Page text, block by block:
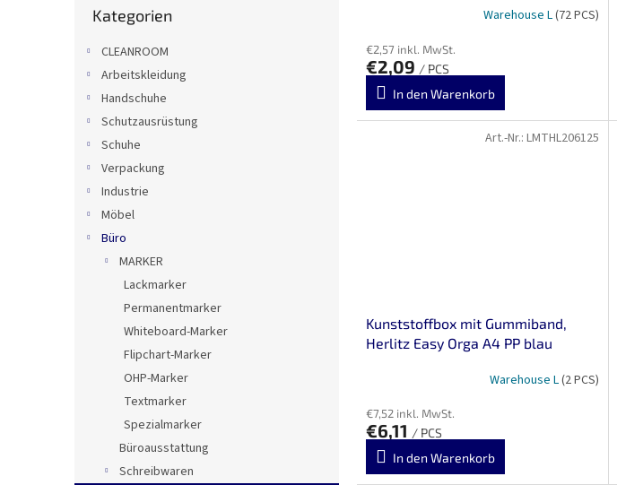
überspringen
Kategorien
CLEANROOM
Arbeitskleidung
Handschuhe
Schutzausrüstung
Schuhe
Verpackung
Industrie
Möbel
Büro
MARKER
Lackmarker
Permanentmarker
Whiteboard-Marker
Flipchart-Marker
OHP-Marker
Textmarker
Spezialmarker
Büroausstattung
Schreibwaren
Warehouse L(72 PCS)
€2,57 inkl. MwSt.
€2,09 / PCS
In den Warenkorb
Kunststoffbox mit Gummiband,
Herlitz Easy Orga A4 PP blau
Warehouse L(2 PCS)
€7,52 inkl. MwSt.
€6,11 / PCS
In den Warenkorb
Art.-Nr.: LMTHL206125